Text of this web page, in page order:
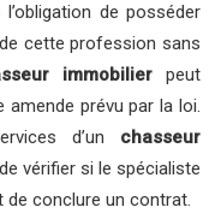
de posséder
cette profession sans
immobilier peut
amende prévu par la loi.
d’un chasseur
vérifier si le spécialiste
de conclure un contrat.